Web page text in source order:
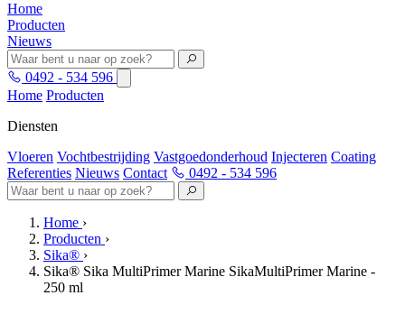
Home
Producten
Nieuws
0492 - 534 596
Home Producten
Diensten
Vloeren Vochtbestrijding Vastgoedonderhoud Injecteren Coating
Referenties Nieuws Contact 0492 - 534 596
Home ›
Producten ›
Sika® ›
Sika® Sika MultiPrimer Marine SikaMultiPrimer Marine -
250 ml